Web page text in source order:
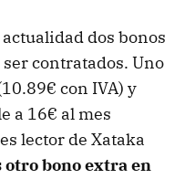
dos bonos
contratados. Uno
con IVA) y
a 16€ al mes
lector de Xataka
otro bono extra en